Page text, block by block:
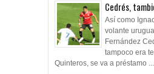
Cedrés,
Así como
volante
Fernández
tampoco era
Quinteros, se va a préstamo ...